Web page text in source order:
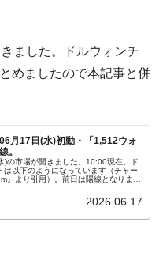
長･金容範、株価暴落に
ニックス』2026年2Qの
空港「またも暗礁」の危
ない。
場の暴落・本日07月29
レイカーの二段コンボ
る効果は低い。全産業の
ました。ドルウォンチ
めましたので本記事と併
06月17日(水)初動・「1,512ウォ
。
)の市場が開きました。10:00現在、ド
は以下のようになっています（チャー
』より引用）。前日は陽線となりまし
2026.06.17